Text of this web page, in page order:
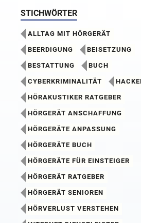
STICHWÖRTER
ALLTAG MIT HÖRGERÄT
BEERDIGUNG BEISETZUNG
BESTATTUNG BUCH
CYBERKRIMINALITÄT
HÖRAKUSTIKER RATGEBER
HÖRGERÄT ANSCHAFFUNG
HÖRGERÄTE ANPASSUNG
HÖRGERÄTE BUCH
HÖRGERÄTE FÜR EINSTEIGER
HÖRGERÄT RATGEBER
HÖRGERÄT SENIOREN
HÖRVERLUST VERSTEHEN